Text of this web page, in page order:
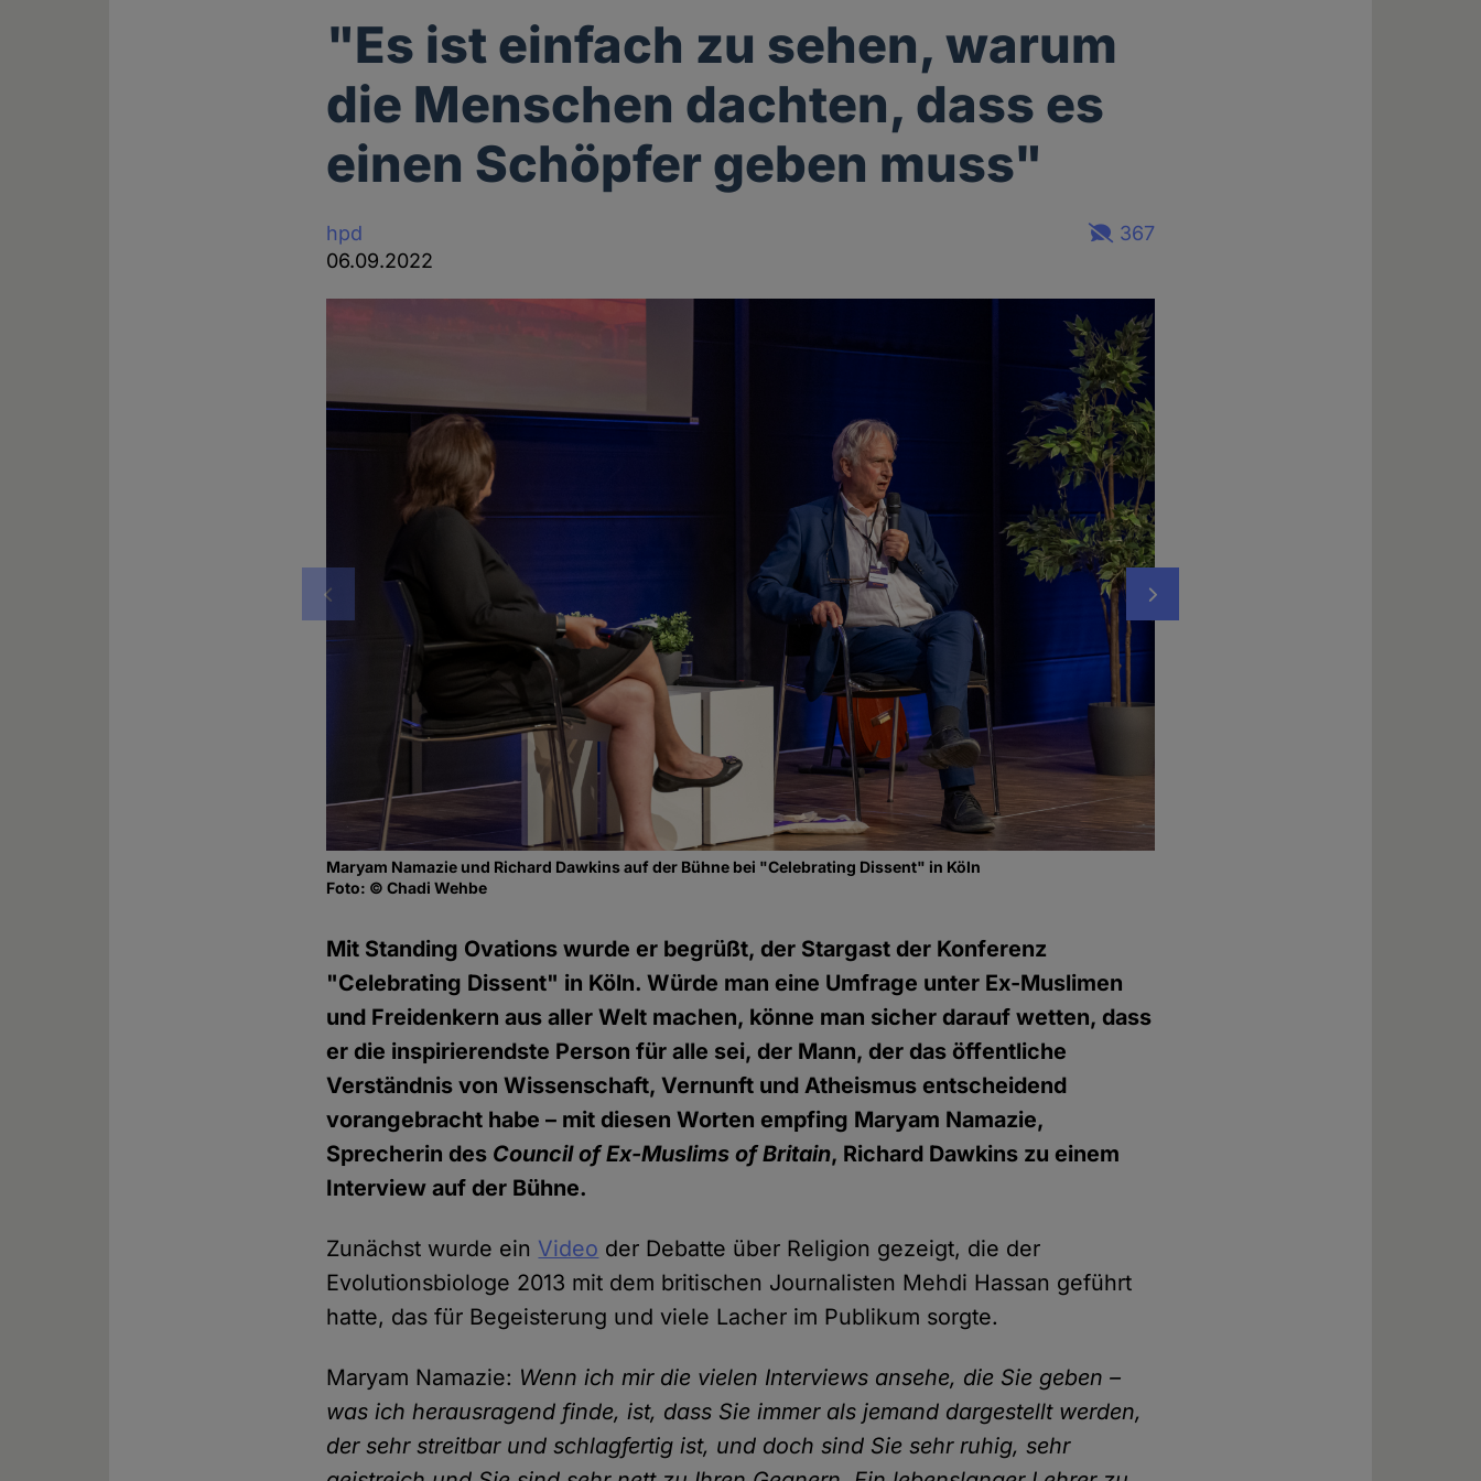
"Es ist einfach zu sehen, warum
die Menschen dachten, dass es
einen Schöpfer geben muss"
hpd
06.09.2022
367
Maryam Namazie und Richard Dawkins auf der Bühne bei "Celebrating Dissent" in Köln
Foto: © Chadi Wehbe
Mit Standing Ovations wurde er begrüßt, der Stargast der Konferenz
"Celebrating Dissent" in Köln. Würde man eine Umfrage unter Ex-Muslimen
und Freidenkern aus aller Welt machen, könne man sicher darauf wetten, dass
er die inspirierendste Person für alle sei, der Mann, der das öffentliche
Verständnis von Wissenschaft, Vernunft und Atheismus entscheidend
vorangebracht habe – mit diesen Worten empfing Maryam Namazie,
Sprecherin des Council of Ex-Muslims of Britain, Richard Dawkins zu einem
Interview auf der Bühne.
Zunächst wurde ein Video der Debatte über Religion gezeigt, die der
Evolutionsbiologe 2013 mit dem britischen Journalisten Mehdi Hassan geführt
hatte, das für Begeisterung und viele Lacher im Publikum sorgte.
Maryam Namazie: Wenn ich mir die vielen Interviews ansehe, die Sie geben –
was ich herausragend finde, ist, dass Sie immer als jemand dargestellt werden,
der sehr streitbar und schlagfertig ist, und doch sind Sie sehr ruhig, sehr